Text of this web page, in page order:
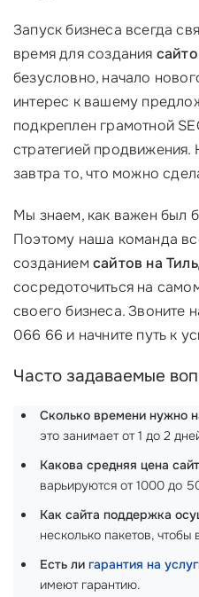
Запуск бизнеса всегда
время для создания
безусловно, начало
интерес к вашему
подкреплен грамотной
стратегией продвижения.
завтра то, что можно
Мы знаем, как важен был
Поэтому наша команда
созданием сайтов на
сосредоточиться на
своего бизнеса. Звоните
066 66 и начните путь к
Часто задаваемые
Сколько времени нужно
это занимает от 1 до 2
Какова средняя цена
варьируются от 1000 до
Как сайта поддержка
несколько пакетов,
Есть ли гарантия на
имеют гарантию.